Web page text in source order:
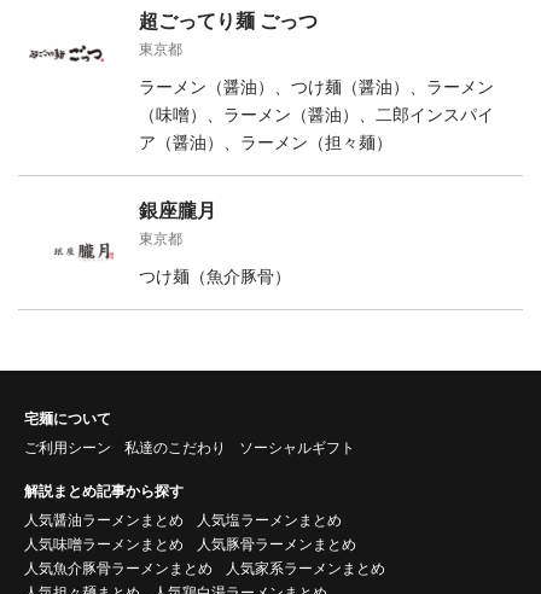
超ごってり麺 ごっつ
東京都
ラーメン（醤油）、つけ麺（醤油）、ラーメン
（味噌）、ラーメン（醤油）、二郎インスパイ
ア（醤油）、ラーメン（担々麺）
銀座朧月
東京都
つけ麺（魚介豚骨）
宅麺について
ご利用シーン
私達のこだわり ソーシャルギフト
解説まとめ記事から探す
人気醤油ラーメンまとめ
人気塩ラーメンまとめ
人気味噌ラーメンまとめ
人気豚骨ラーメンまとめ
人気魚介豚骨ラーメンまとめ
人気家系ラーメンまとめ